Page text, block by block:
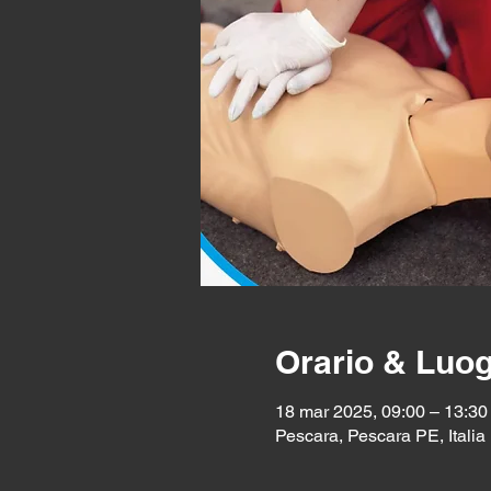
Orario &
18 mar 2025, 09:00 – 13:30
Pescara, Pescara PE, Italia